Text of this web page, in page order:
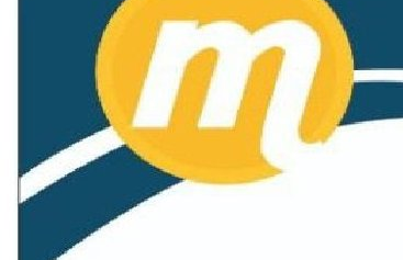
YAZAR-ŞAİR MİRAÇ DOĞAN